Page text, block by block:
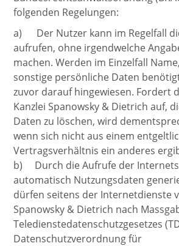
folgenden Regelungen:
a) Der Nutzer kann im Regelfall
aufrufen, ohne irgendwelche
machen. Werden im Einzelfall
sonstige persönliche Daten
zuvor darauf hingewiesen. Fordert
Kanzlei Spanowsky & Dietrich auf,
Daten zu löschen, wird
wenn sich nicht aus einem
Vertragsverhältnis ein anderes
b) Durch die Aufrufe der
automatisch Nutzungsdaten
dürfen seitens der Internetdienste
Spanowsky & Dietrich nach
Teledienstedatenschutzgesetzes
Datenschutzverordnung für